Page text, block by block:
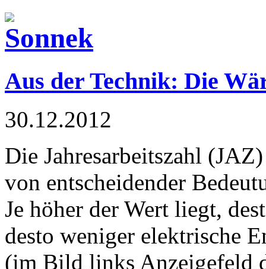
Aus der Technik: Die
30.12.2012
Die Jahresarbeitszahl
von entscheidender
Je höher der Wert liegt,
desto weniger elektrische
(im Bild links Anzeigefeld